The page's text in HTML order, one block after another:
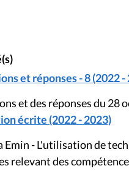
et réponses - 8 (2022 -
et des réponses du 28
écrite (2022 - 2023)
Emin - L'utilisation de
relevant des